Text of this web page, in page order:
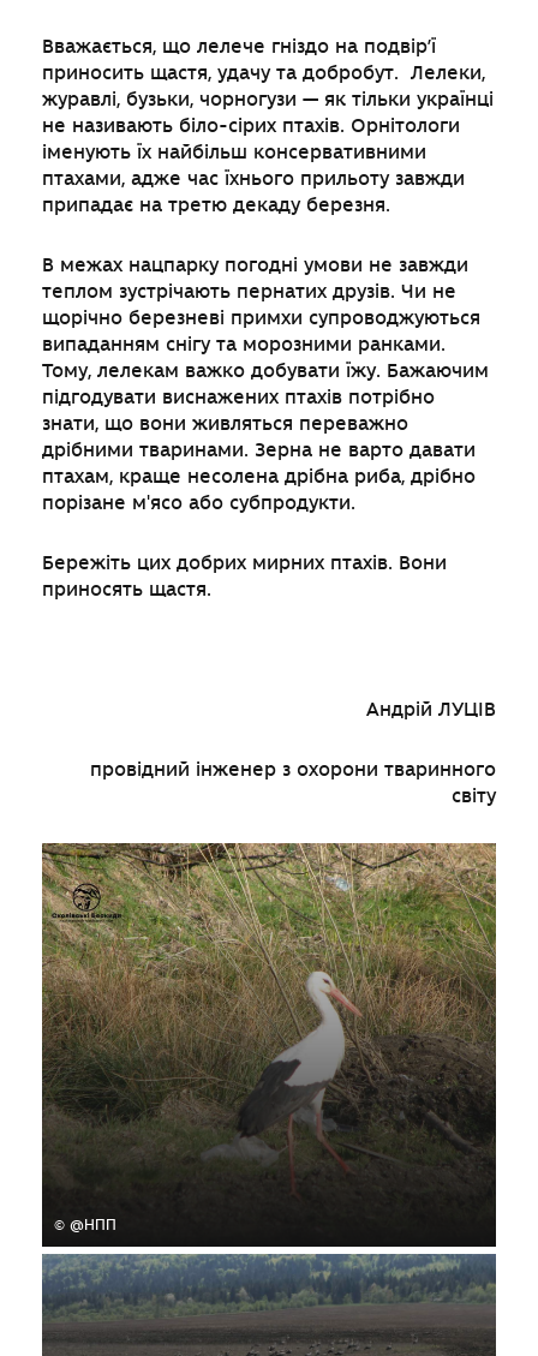
Вважається, що лелече гніздо на подвір’ї
приносить щастя, удачу та добробут. Лелеки,
журавлі, бузьки, чорногузи — як тільки українці
не називають біло-сірих птахів. Орнітологи
іменують їх найбільш консервативними
птахами, адже час їхнього прильоту завжди
припадає на третю декаду березня.
В межах нацпарку погодні умови не завжди
теплом зустрічають пернатих друзів. Чи не
щорічно березневі примхи супроводжуються
випаданням снігу та морозними ранками.
Тому, лелекам важко добувати їжу. Бажаючим
підгодувати виснажених птахів потрібно
знати, що вони живляться переважно
дрібними тваринами. Зерна не варто давати
птахам, краще несолена дрібна риба, дрібно
порізане м'ясо або субпродукти.
Бережіть цих добрих мирних птахів. Вони
приносять щастя.
Андрій ЛУЦІВ
провідний інженер з охорони тваринного
світу
© @НПП